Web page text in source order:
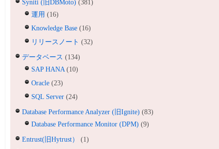
Syniti (旧DBMoto) (381)
運用 (16)
Knowledge Base (16)
リリースノート (32)
データベース (134)
SAP HANA(10)
Oracle (23)
SQL Server (24)
Database Performance Analyzer (旧Ignite) (83)
Database Performance Monitor (DPM) (9)
Entrust(旧Hytrust）
(1)